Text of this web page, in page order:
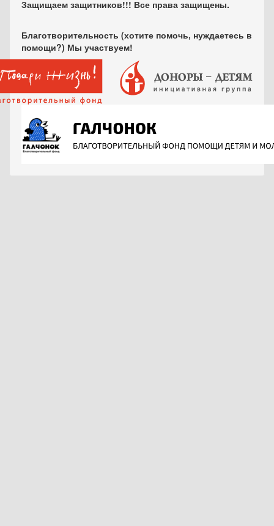
Защищаем защитников!!! Все права защищены.
Благотворительность (хотите помочь, нуждаетесь в
помощи?) Мы участвуем!